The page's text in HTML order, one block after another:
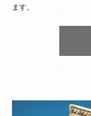
ます。